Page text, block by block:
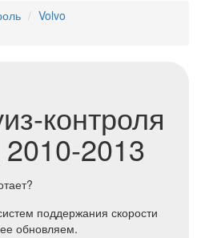
Volvo
контроля
2013
поддержания скорости
обновляем.